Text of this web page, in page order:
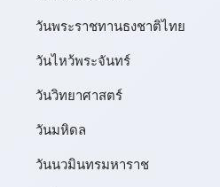
วันพระราชทานธงชาติไทย
วันไหว้พระจันทร์​
วันวิทยาศาสตร์
วันมหิดล
วันนวมินทรมหาราช